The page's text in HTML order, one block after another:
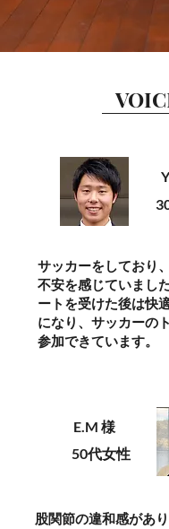
サッカーをしており
不安を感じていまし
ートを受けた後は快
になり、サッカーの
参加できています。
E.M 様
50代女性
股関節の違和感があ